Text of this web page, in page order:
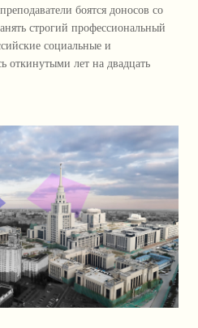
боятся доносов со
строгий профессиональный
социальные и
откинутыми лет на двадцать